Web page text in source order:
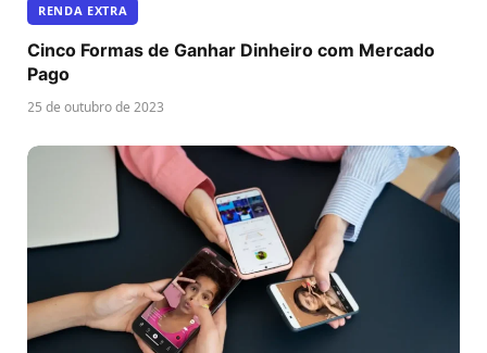
RENDA EXTRA
Cinco Formas de Ganhar Dinheiro com Mercado
Pago
25 de outubro de 2023